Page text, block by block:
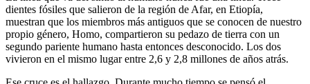
dientes fósiles que salieron de la región de Afar, en Etiopía,
muestran que los miembros más antiguos que se conocen de nuestro
propio género, Homo, compartieron su pedazo de tierra con un
segundo pariente humano hasta entonces desconocido. Los dos
vivieron en el mismo lugar entre 2,6 y 2,8 millones de años atrás.